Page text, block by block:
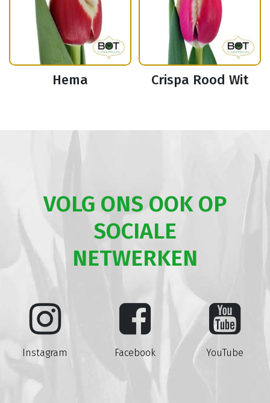
Hema Crispa Rood Wit
VOLG ONS OOK OP
SOCIALE
NETWERKEN
Instagram Facebook YouTube